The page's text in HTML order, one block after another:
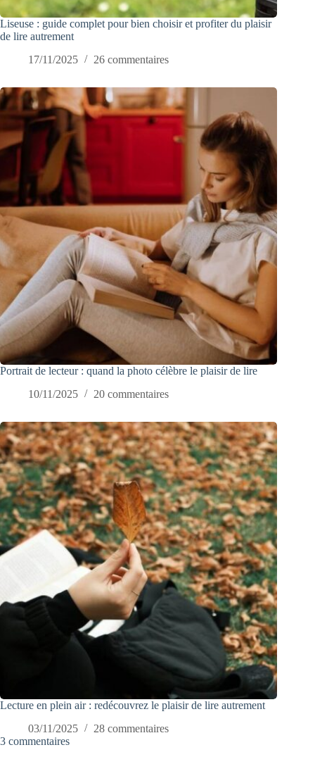
Liseuse : guide complet pour bien choisir et profiter du plaisir
de lire autrement
17/11/2025
26 commentaires
Portrait de lecteur : quand la photo célèbre le plaisir de lire
10/11/2025
20 commentaires
Lecture en plein air : redécouvrez le plaisir de lire autrement
03/11/2025
28 commentaires
3 commentaires